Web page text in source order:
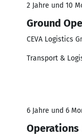
2 Jahre und 10
Ground
CEVA Logistics
Transport &
6 Jahre und 6
Operations